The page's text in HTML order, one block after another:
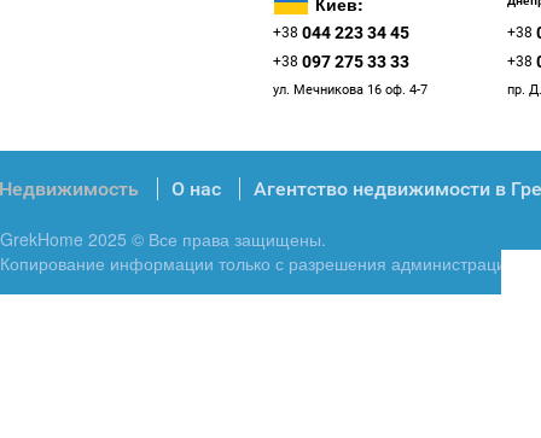
+38 044 223 34 45 +38
+38 097 275 33 33 +38
ул. Мечникова 16 оф. 4-7 пр.
Недвижимость О нас Агентство недвижимости в
GrekHome 2025 © Все права защищены.
Копирование информации только с разрешения администрации.